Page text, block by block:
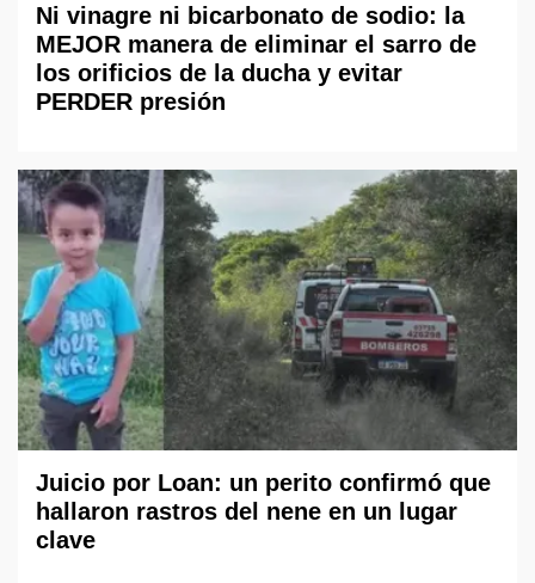
Ni vinagre ni bicarbonato de sodio: la
MEJOR manera de eliminar el sarro de
los orificios de la ducha y evitar
PERDER presión
Juicio por Loan: un perito confirmó que
hallaron rastros del nene en un lugar
clave